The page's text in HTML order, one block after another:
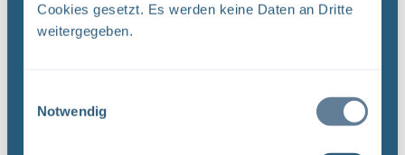
Cookies gesetzt. Es werden keine Daten an Dritte
weitergegeben.
Notwendig
Revision von Unterlagen –
Qualitätsmanagementverfahrensanweisung QMV
Funktion/Thema Komponente Baugruppe Aufgabe
NAAN NNNNNNNNNN NNAAANN AANNNA AANN